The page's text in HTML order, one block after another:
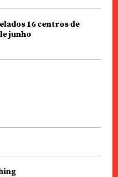
16 centros de
junho